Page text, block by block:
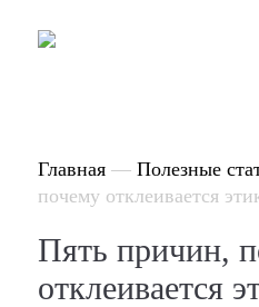
Главная— Полезные
почему отклеивается
Пять причин,
отклеивается